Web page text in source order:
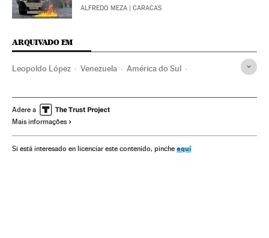
ALFREDO MEZA | CARACAS
ARQUIVADO EM
Leopoldo López Venezuela América do Sul
Adere a
Mais informações
Si está interesado en licenciar este contenido, pinche aquí